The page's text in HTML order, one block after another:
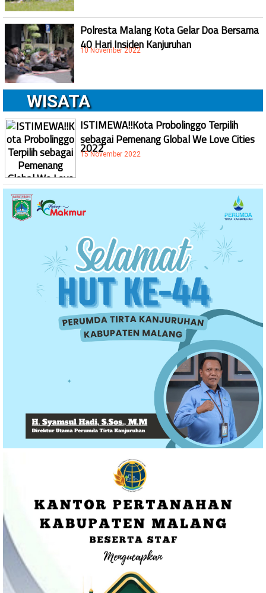
Polresta Malang Kota Gelar Doa Bersama
40 Hari Insiden Kanjuruhan
10 November 2022
WISATA
ISTIMEWA!!Kota Probolinggo Terpilih
sebagai Pemenang Global We Love Cities
2022
15 November 2022